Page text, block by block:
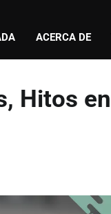
ACERCA DE
Hitos en